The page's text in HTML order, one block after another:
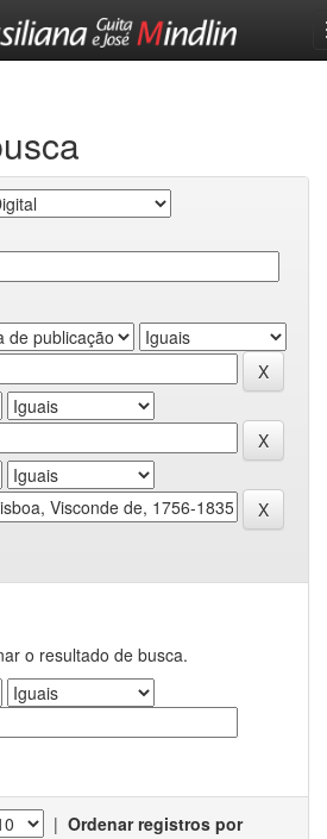
o resultado de busca.
| Ordenar registros por